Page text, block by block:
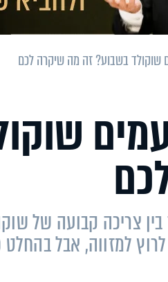
5
צריכה קבועה של
אל תמהרו לרוץ למזווה,